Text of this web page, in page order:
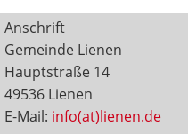
Anschrift
Gemeinde Lienen
Hauptstraße 14
49536 Lienen
E-Mail: info(at)lienen.de